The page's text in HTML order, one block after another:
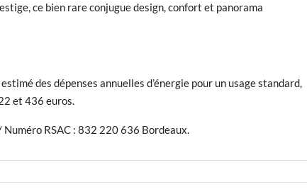
ce bien rare conjugue design, confort et panorama
des dépenses annuelles d’énergie pour un usage standard,
et 436 euros.
RSAC : 832 220 636 Bordeaux.